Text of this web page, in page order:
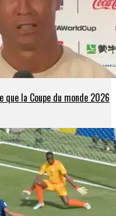
la Coupe du monde 2026